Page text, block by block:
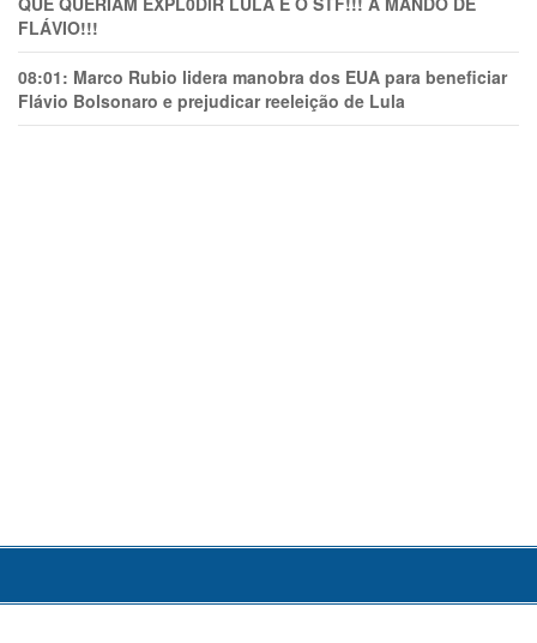
FLÁVIO!!!
08:01: Marco Rubio lidera manobra dos EUA para beneficiar
Flávio Bolsonaro e prejudicar reeleição de Lula